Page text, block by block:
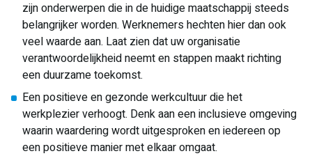
zijn onderwerpen die in de huidige maatschappij steeds
belangrijker worden. Werknemers hechten hier dan ook
veel waarde aan. Laat zien dat uw organisatie
verantwoordelijkheid neemt en stappen maakt richting
een duurzame toekomst.
Een positieve en gezonde werkcultuur die het
werkplezier verhoogt. Denk aan een inclusieve omgeving
waarin waardering wordt uitgesproken en iedereen op
een positieve manier met elkaar omgaat.